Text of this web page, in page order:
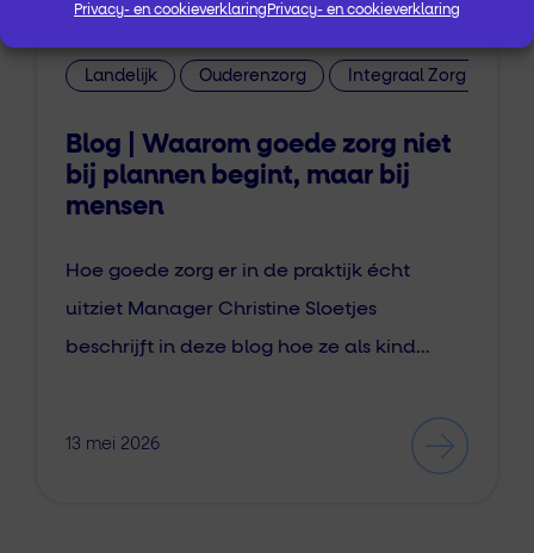
Privacy- en cookieverklaring Privacy- en cookieverklaring
Landelijk Ouderenzorg Integraal Zorg
Blog | Waarom goede zorg niet
bij plannen begint, maar bij
mensen
Hoe goede zorg er in de praktijk écht
uitziet Manager Christine Sloetjes
beschrijft in deze blog hoe ze als kind…
13 mei 2026